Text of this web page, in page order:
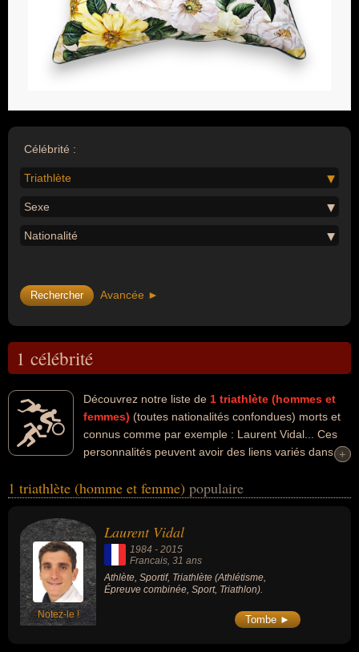
Célébrité :
Triathlète
Sexe
Nationalité
Avancée ►
1 célébrité
Découvrez notre liste de 1 triathlète (hommes et
femmes) (toutes nationalités confondues) morts et
connus comme par exemple : Laurent Vidal... Ces
personnalités peuvent avoir des liens variés dans les
triathlon. Ces célébrités peuvent également avoir été athlète ou
morts, ils peuvent avoir été francais par exemple.
+
+
1 triathlète (homme et femme) populaire
Notez-le !
Laurent Vidal
1984 - 2015
Francais, 31 ans
Athlète, Sportif, Triathlète (Athlétisme,
Épreuve combinée, Sport, Triathlon).
Tombe ►